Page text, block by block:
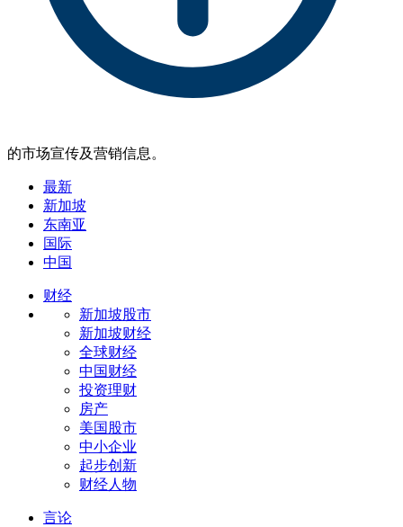
的市场宣传及营销信息。
最新
新加坡
东南亚
国际
中国
财经
新加坡股市
新加坡财经
全球财经
中国财经
投资理财
房产
美国股市
中小企业
起步创新
财经人物
言论